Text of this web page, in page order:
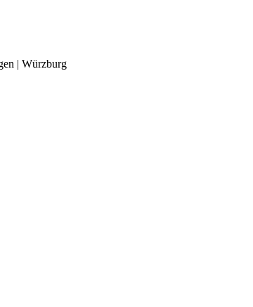
| Würzburg